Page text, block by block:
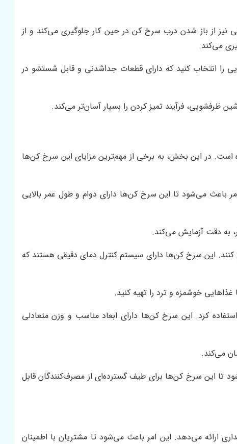
از باز شدن درب سرخ کن در حین کار جلوگیری می‌کند و از
می‌کند.
را انتخاب کنید که دارای قطعات جداشدنی و قابل شستشو در
فرآیند تمیز کردن را بسیار آسان‌تر می‌کند.
است. در این بخش، به برخی از مهم‌ترین مزایای این سرخ کن‌ها
باعث می‌شود تا این سرخ کن‌ها دارای دوام و طول عمر بالایی
به دقت آزمایش می‌کند.
این سرخ کن‌ها دارای سیستم کنترل دمای دقیقی هستند که
خوشمزه و ترد را تهیه کنید.
کرد. این سرخ کن‌ها دارای ابعاد مناسب و وزن متعادلی
می‌کند.
تا این سرخ کن‌ها برای طیف گسترده‌ای از مصرف‌کنندگان قابل
ارائه می‌دهد. این امر باعث می‌شود تا مشتریان با اطمینان